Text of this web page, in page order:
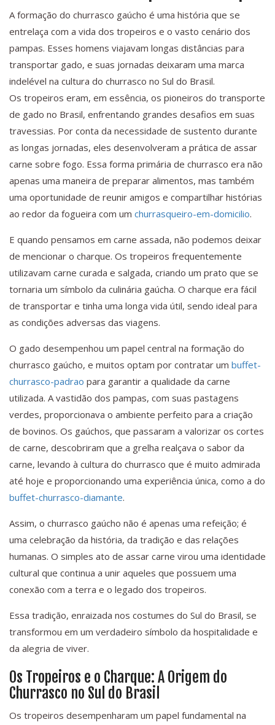
A formação do churrasco gaúcho é uma história que se
entrelaça com a vida dos tropeiros e o vasto cenário dos
pampas. Esses homens viajavam longas distâncias para
transportar gado, e suas jornadas deixaram uma marca
indelével na cultura do churrasco no Sul do Brasil.
Os tropeiros eram, em essência, os pioneiros do transporte
de gado no Brasil, enfrentando grandes desafios em suas
travessias. Por conta da necessidade de sustento durante
as longas jornadas, eles desenvolveram a prática de assar
carne sobre fogo. Essa forma primária de churrasco era não
apenas uma maneira de preparar alimentos, mas também
uma oportunidade de reunir amigos e compartilhar histórias
ao redor da fogueira com um churrasqueiro-em-domicilio.
E quando pensamos em carne assada, não podemos deixar
de mencionar o charque. Os tropeiros frequentemente
utilizavam carne curada e salgada, criando um prato que se
tornaria um símbolo da culinária gaúcha. O charque era fácil
de transportar e tinha uma longa vida útil, sendo ideal para
as condições adversas das viagens.
O gado desempenhou um papel central na formação do
churrasco gaúcho, e muitos optam por contratar um buffet-
churrasco-padrao para garantir a qualidade da carne
utilizada. A vastidão dos pampas, com suas pastagens
verdes, proporcionava o ambiente perfeito para a criação
de bovinos. Os gaúchos, que passaram a valorizar os cortes
de carne, descobriram que a grelha realçava o sabor da
carne, levando à cultura do churrasco que é muito admirada
até hoje e proporcionando uma experiência única, como a do
buffet-churrasco-diamante.
Assim, o churrasco gaúcho não é apenas uma refeição; é
uma celebração da história, da tradição e das relações
humanas. O simples ato de assar carne virou uma identidade
cultural que continua a unir aqueles que possuem uma
conexão com a terra e o legado dos tropeiros.
Essa tradição, enraizada nos costumes do Sul do Brasil, se
transformou em um verdadeiro símbolo da hospitalidade e
da alegria de viver.
Os Tropeiros e o Charque: A Origem do
Churrasco no Sul do Brasil
Os tropeiros desempenharam um papel fundamental na